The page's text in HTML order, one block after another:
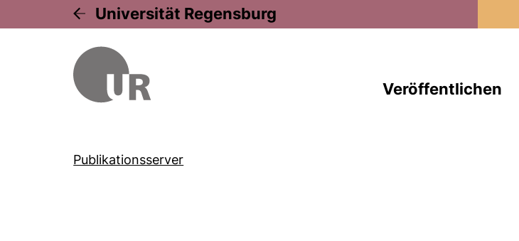
Universität Regensburg
Veröffentlichen
Publikationsserver